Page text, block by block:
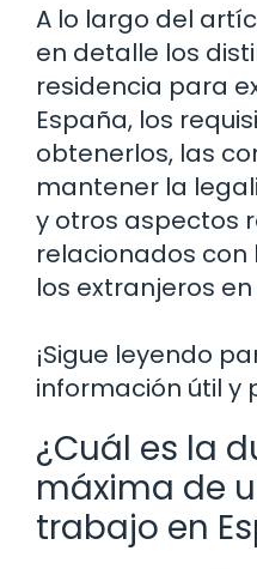
A lo largo del
en detalle los
residencia para
España, los
obtenerlos, las
mantener la
y otros aspectos
relacionados
los extranjeros
¡Sigue leyendo
información útil y
¿Cuál es la
máxima de
trabajo en